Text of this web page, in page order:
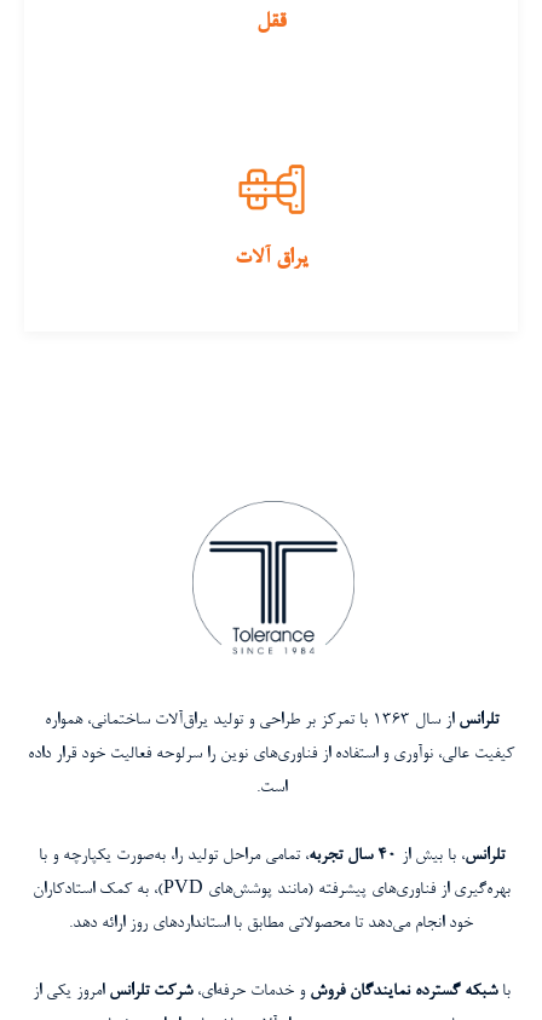
ققل
یراق آلات
تلرانس
از سال ۱۳۶۳ با تمرکز بر طراحی و تولید یراق‌آلات ساختمانی، همواره
کیفیت عالی، نوآوری و استفاده از فناوری‌های نوین را سرلوحه فعالیت خود قرار داده
است.
تلرانس، با بیش از ۴۰ سال تجربه
، تمامی مراحل تولید را، به‌صورت یکپارچه و با
بهره‌گیری از فناوری‌های پیشرفته (مانند پوشش‌های PVD)، به کمک استادکاران
خود انجام می‌دهد تا محصولاتی مطابق با استانداردهای روز ارائه دهد.
باشبکه گسترده نمایندگان فروش و خدمات حرفه‌ای،شرکت تلرانس امروز یکی از